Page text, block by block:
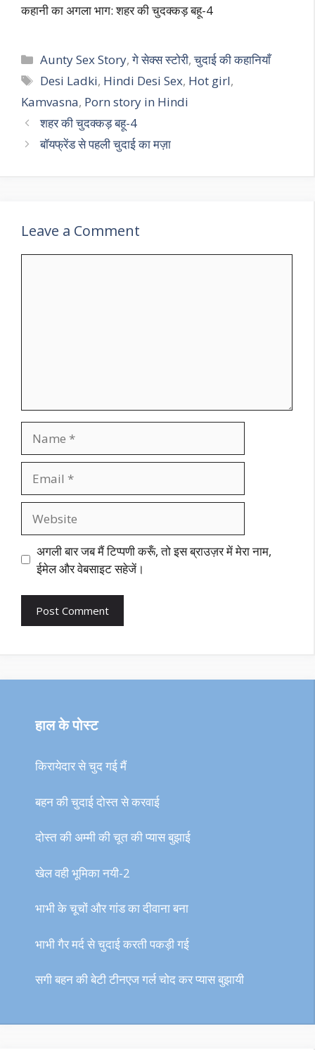
कहानी का अगला भाग: शहर की चुदक्कड़ बहू-4
Categories
Aunty Sex Story,गे सेक्स स्टोरी,चुदाई की कहानियाँ
Tags
Desi Ladki, Hindi Desi Sex, Hot girl,
Kamvasna, Porn story in Hindi
शहर की चुदक्कड़ बहू-4
बॉयफ्रेंड से पहली चुदाई का मज़ा
Leave a Comment
अगली बार जब मैं टिप्पणी करूँ, तो इस ब्राउज़र में मेरा नाम,
ईमेल और वेबसाइट सहेजें।
हाल के पोस्ट
किरायेदार से चुद गई मैं
बहन की चुदाई दोस्त से करवाई
दोस्त की अम्मी की चूत की प्यास बुझाई
खेल वही भूमिका नयी-2
भाभी के चूचों और गांड का दीवाना बना
भाभी गैर मर्द से चुदाई करती पकड़ी गई
सगी बहन की बेटी टीनएज गर्ल चोद कर प्यास बुझायी